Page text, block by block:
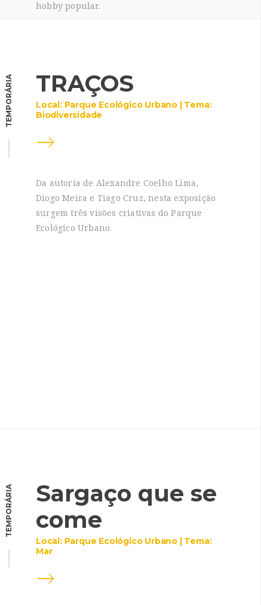
hobby popular.
TEMPORÁRIA TRAÇOS
Local: Parque Ecológico Urbano | Tema:
Biodiversidade
Da autoria de Alexandre Coelho Lima,
Diogo Meira e Tiago Cruz, nesta exposição
surgem três visões criativas do Parque
Ecológico Urbano.
TEMPORÁRIA
Sargaço que se
come
Local: Parque Ecológico Urbano | Tema:
Mar